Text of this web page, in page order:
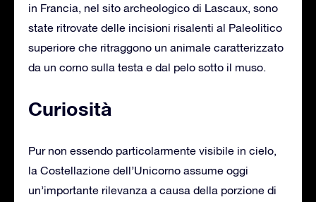
in Francia, nel sito archeologico di Lascaux, sono
state ritrovate delle incisioni risalenti al Paleolitico
superiore che ritraggono un animale caratterizzato
da un corno sulla testa e dal pelo sotto il muso.
Curiosità
Pur non essendo particolarmente visibile in cielo,
la Costellazione dell’Unicorno assume oggi
un’importante rilevanza a causa della porzione di